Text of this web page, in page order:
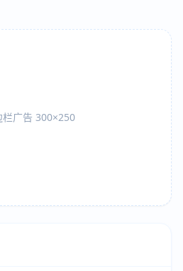
栏广告 300×250